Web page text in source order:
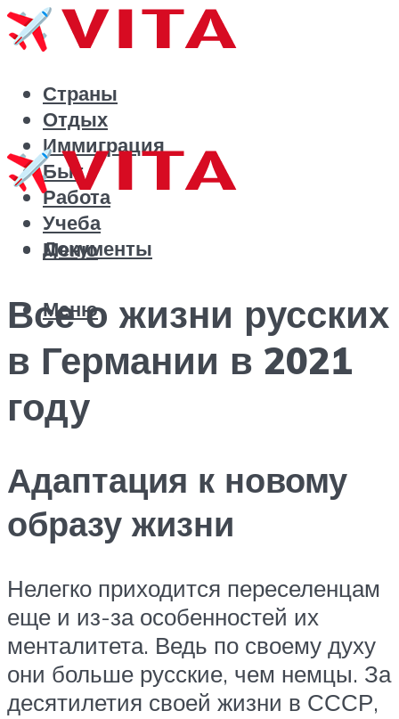
Страны
Отдых
Иммиграция
Быт
Работа
Учеба
Документы
Меню
Меню
Все о жизни русских
в Германии в 2021
году
Адаптация к новому
образу жизни
Нелегко приходится переселенцам
еще и из-за особенностей их
менталитета. Ведь по своему духу
они больше русские, чем немцы. За
десятилетия своей жизни в СССР,